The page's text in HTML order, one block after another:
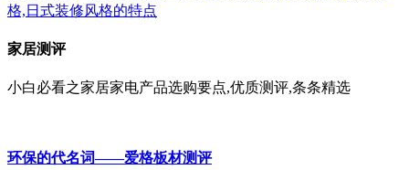
格,日式装修风格的特点
家居测评
小白必看之家居家电产品选购要点,优质测评,条条精选
环保的代名词——爱格板材测评